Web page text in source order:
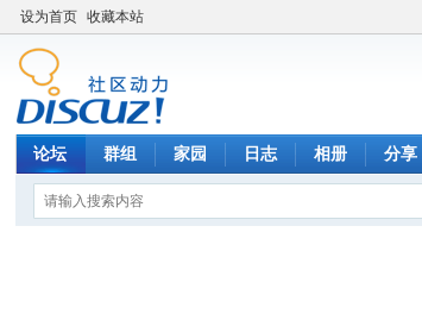
设为首页 收藏本站
论坛 群组 家园 日志 相册 分享